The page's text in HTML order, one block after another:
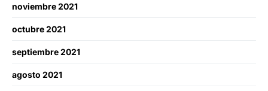
noviembre 2021
octubre 2021
septiembre 2021
agosto 2021